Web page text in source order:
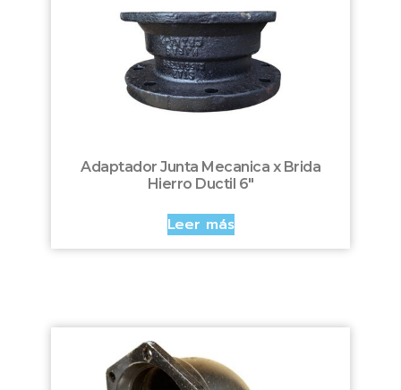
Adaptador Junta Mecanica x Brida
Hierro Ductil 6″
Leer más